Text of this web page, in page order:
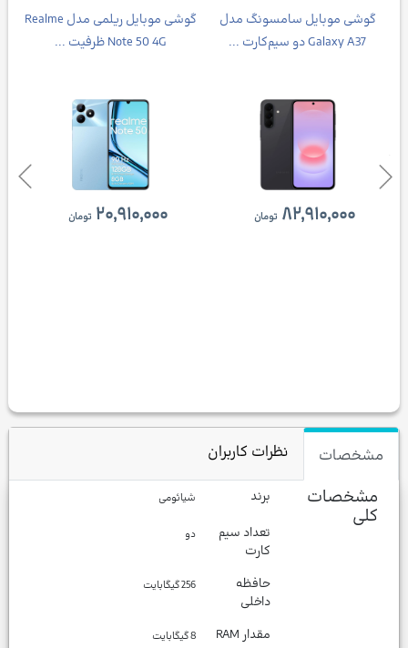
گوشی موبایل ریلمی مدل Realme
Note 50 4G ظرفیت ...
۲۰,۹۱۰,۰۰۰ تومان
گوشی موبایل سامسونگ مدل
Galaxy A37 دو سیم‌کارت ...
۸۲,۹۱۰,۰۰۰ تومان
مشخصات نظرات کاربران
مشخصات
کلی
برند شیائومی
تعداد سیم
کارت
دو
حافظه
داخلی
256 گیگابایت
مقدار RAM 8 گیگابایت